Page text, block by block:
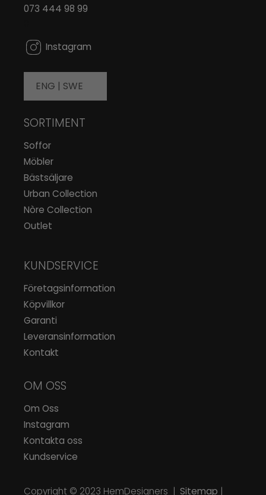
073 444 98 99
Instagram
ENG | SWE
SORTIMENT
Soffor
Möbler
Bästsäljare
Urban Collection
Nòre Collection
Outlet
KUNDSERVICE
Företagsinformation
Köpvillkor
Garanti
Leveransinformation
Kontakt
OM OSS
Om Oss
Instagram
Kontakta oss
Kundservice
Copyright © 2023 HemDesigners | Sitemap |